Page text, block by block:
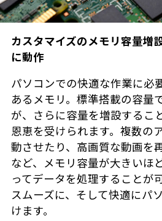
カスタマイズのメモリ容量増
に動作
パソコンでの快適な作業に必
あるメモリ。標準搭載の容量
が、さらに容量を増設するこ
恩恵を受けられます。複数の
動させたり、高画質な動画を
など、メモリ容量が大きいほ
ってデータを処理することが
スムーズに、そして快適にパ
けます。